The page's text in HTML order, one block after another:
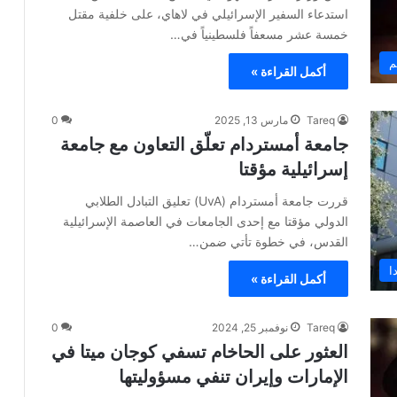
استدعاء السفير الإسرائيلي في لاهاي، على خلفية مقتل
خمسة عشر مسعفاً فلسطينياً في…
أكمل القراءة »
Tareq مارس 13, 2025 0
جامعة أمستردام تعلّق التعاون مع جامعة
إسرائيلية مؤقتا
قررت جامعة أمستردام (UvA) تعليق التبادل الطلابي
الدولي مؤقتا مع إحدى الجامعات في العاصمة الإسرائيلية
القدس، في خطوة تأتي ضمن…
أكمل القراءة »
Tareq نوفمبر 25, 2024 0
العثور على الحاخام تسفي كوجان ميتا في
الإمارات وإيران تنفي مسؤوليتها